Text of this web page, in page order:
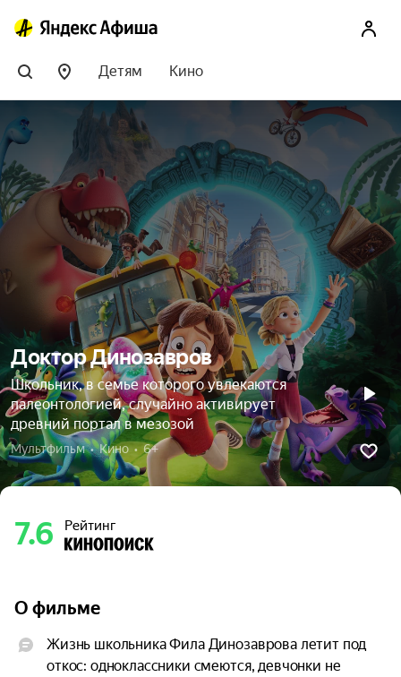
Детям Кино
Доктор Динозавров
Школьник, в семье которого увлекаются
палеонтологией, случайно активирует
древний портал в мезозой
Мультфильм  •  Кино  •  6+
7.6 Рейтинг
О фильме
Жизнь школьника Фила Динозаврова летит под
откос: одноклассники смеются, девчонки не